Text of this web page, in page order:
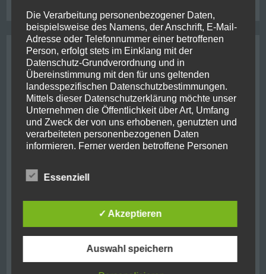
Archive
August 2021(2)
Oktober 2019 (10)
Juni 2019(1)
November 2017(11)
November 2016(2)
Die Verarbeitung personenbezogener Daten,
beispielsweise des Namens, der Anschrift, E-Mail-
Adresse oder Telefonnummer einer betroffenen
Person, erfolgt stets im Einklang mit der
Datenschutz-Grundverordnung und in
Übereinstimmung mit den für uns geltenden
landesspezifischen Datenschutzbestimmungen.
Mittels dieser Datenschutzerklärung möchte unser
Unternehmen die Öffentlichkeit über Art, Umfang
und Zweck der von uns erhobenen, genutzten und
verarbeiteten personenbezogenen Daten
informieren. Ferner werden betroffene Personen
zustehenden Rechte aufgeklärt.
zahlreiche technische und organisatorische
Maßnahmen umgesetzt, um einen möglichst
lückenlosen Schutz der über diese Internetseite
verarbeiteten personenbezogenen Daten
sicherzustellen. Dennoch können Internetbasierte
Datenübertragungen grundsätzlich
Essenziell
✓ Akzeptieren
Auswahl speichern